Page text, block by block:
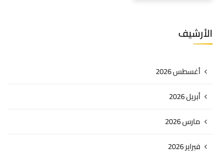
الأرشيف
أغسطس 2026
أبريل 2026
مارس 2026
فبراير 2026